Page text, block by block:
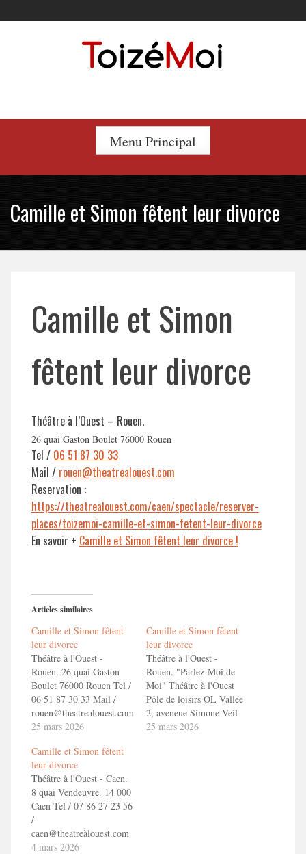
to
Menu Principal
Camille et Simon fêtent leur divorce
Camille et Simon
fêtent leur divorce
Théâtre à l’Ouest – Rouen.
26 quai Gaston Boulet 76000 Rouen
Tel / 06 51 87 30 33
Mail / rouen@theatrealouest.com
Reservation :
https://theatrealouest.com/caen/spectacle/reserver-
places/toizemoi-camille-et-simon-fetent-leur-divorce
En savoir + Camille et Simon fêtent leur divorce !
Articles similaires
Camille et Simon fêtent
leur divorce
Théâtre à l'Ouest -
Rouen. 26 quai Gaston
Boulet 76000 Rouen Tel /
06 51 87 30 33 Mail /
rouen@theatrealouest.com
Reservation :
places/toizemoi-camille-
et-simon-fetent-leur-
divorce En savoir +
Camille et Simon fêtent
leur divorce !
25 mars 2026
Camille et Simon fêtent
leur divorce
Théâtre à l'Ouest -
Rouen. "Parlez-Moi de
Moi" Théâtre à l'Ouest
Pôle de loisirs OL Vallée
2, aveneue Simone Veil
69150 Décines Charpieu
25 mars 2026
Camille et Simon fêtent
leur divorce
Théâtre à l'Ouest - Caen.
8 quai Vendeuvre. 14 000
Caen Tel / 07 86 27 23 56
/
caen@theatreàlouest.com
Reservation :
4 mars 2026